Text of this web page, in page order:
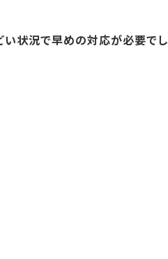
い状況で早めの対応が必要でし